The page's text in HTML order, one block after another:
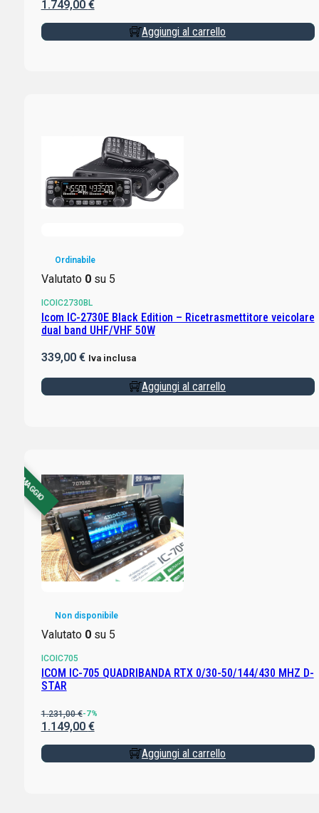
1.749,00 €
Aggiungi al carrello
Ordinabile
Valutato 0su 5
ICOIC2730BL
Icom IC-2730E Black Edition – Ricetrasmettitore veicolare
dual band UHF/VHF 50W
339,00 € Iva inclusa
Aggiungi al carrello
CON OMAGGIO
Non disponibile
Valutato 0su 5
ICOIC705
ICOM IC-705 QUADRIBANDA RTX 0/30-50/144/430 MHZ D-
STAR
1.231,00€-7%
1.149,00 €
Aggiungi al carrello